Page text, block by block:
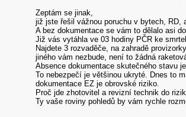
Zeptám se jinak,
již jste řešil vážnou poruchu v bytech, RD,
A bez dokumentace se vám to dělalo asi
Již vás vytáhla ve 03 hodiny PČR ke
Najdete 3 rozvaděče, na zahradě
jiného vám nezbude, není to žádná
Absence dokumentace skutečného stavu
To nebezpečí je většinou ukryté. Dnes to
dokumentace EZ je obrovské riziko.
Proč jde zhotovitel a revizní technik do
Ty vaše roviny pohledů by vám rychle